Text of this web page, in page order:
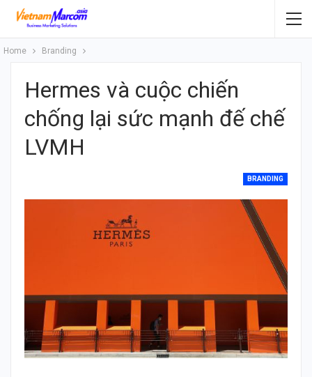
Home Branding
Hermes và cuộc chiến
chống lại sức mạnh đế chế
LVMH
BRANDING